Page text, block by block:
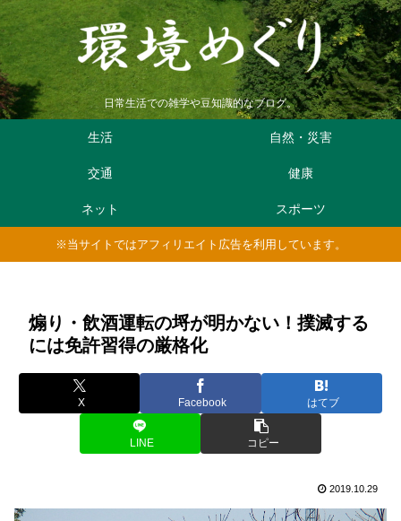
日常生活での雑学や豆知識的なブログ。
生活 自然・災害
交通 健康
ネット スポーツ
※当サイトではアフィリエイト広告を利用しています。
煽り・飲酒運転の埒が明かない！撲滅する
には免許習得の厳格化
X Facebook はてブ
LINE コピー
2019.10.29